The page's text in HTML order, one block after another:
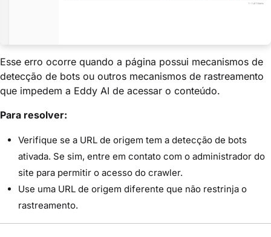
Esse erro ocorre quando a página possui mecanismos de
detecção de bots ou outros mecanismos de rastreamento
que impedem a Eddy AI de acessar o conteúdo.
Para resolver:
Verifique se a URL de origem tem a detecção de bots
ativada. Se sim, entre em contato com o administrador do
site para permitir o acesso do crawler.
Use uma URL de origem diferente que não restrinja o
rastreamento.